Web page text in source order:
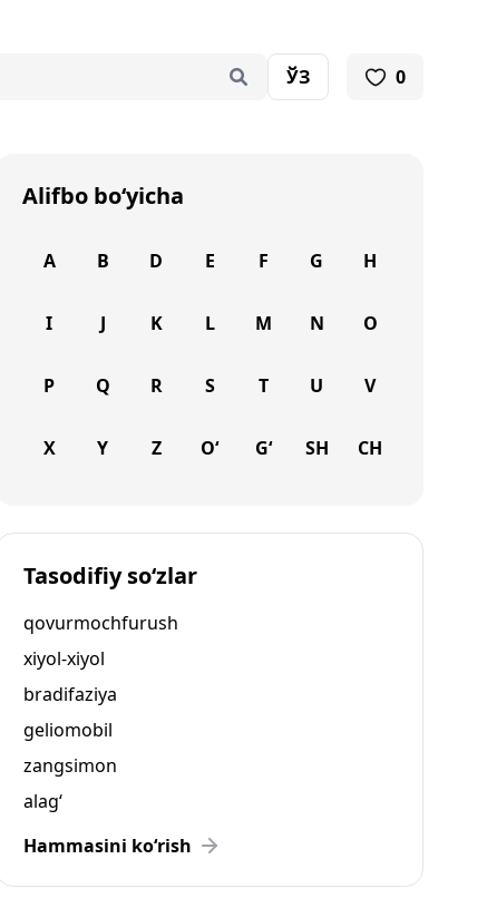
ЎЗ 0
Alifbo bo‘yicha
A B D E F G H
I J K L M N O
P Q R S T U V
X Y Z O‘ G‘ SH CH
Tasodifiy so‘zlar
qovurmochfurush
xiyol-xiyol
bradifaziya
geliomobil
zangsimon
alag‘
Hammasini ko‘rish